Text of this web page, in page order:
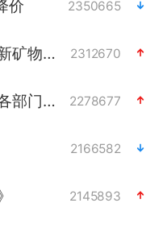
价 2350665
我国发现稀散金属独立新矿物——乌斯河锗矿 2312670
台风“白海豚”登陆 各地各部门全力应对 2278677
2166582
2145893